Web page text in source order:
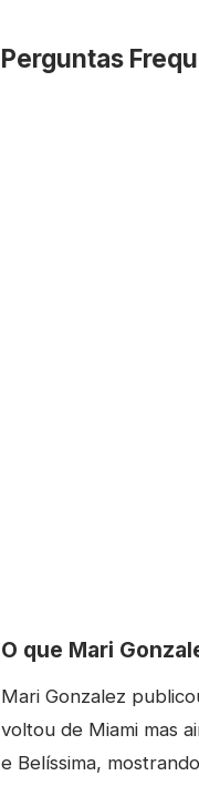
Perguntas
O que Mari
Mari Gonzalez
voltou de Miami mas
e Belíssima,